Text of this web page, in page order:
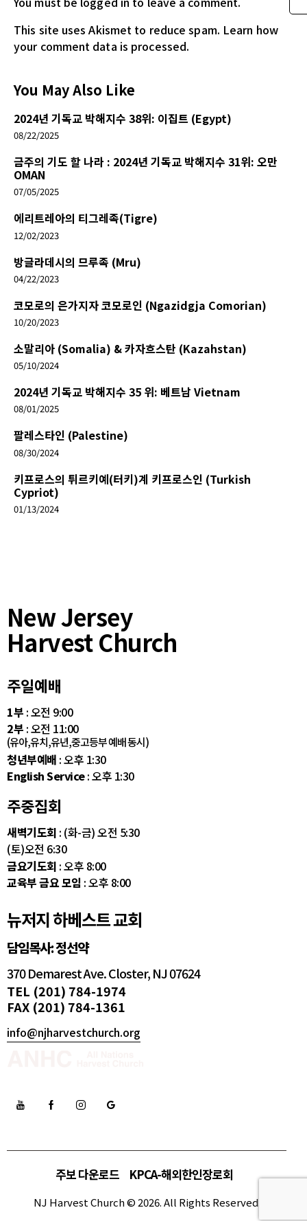
This site uses Akismet to reduce spam. Learn how
your comment data is processed.
You May Also Like
2024년 기독교 박해지수 38위: 이집트 (Egypt)
08/22/2025
금주의 기도 할 나라 : 2024년 기독교 박해지수 31위: 오만
OMAN
07/05/2025
에리트레아의 티그레족(Tigre)
12/02/2023
방글라데시의 므루족 (Mru)
04/22/2023
코모로의 은가지자 코모로인 (Ngazidgja Comorian)
10/20/2023
소말리아 (Somalia) & 카자흐스탄 (Kazahstan)
05/10/2024
2024년 기독교 박해지수 35 위: 베트남 Vietnam
08/01/2025
팔레스타인 (Palestine)
08/30/2024
키프로스의 튀르키예(터키)계 키프로스인 (Turkish
Cypriot)
01/13/2024
New Jersey
Harvest Church
주일예배
1부 : 오전 9:00
2부 : 오전 11:00
(유아,유치,유년,중고등부 예배 동시)
청년부예배 : 오후 1:30
English Service: 오후 1:30
주중집회
새벽기도회 : (화-금) 오전 5:30
(토)오전 6:30
금요기도회 : 오후 8:00
교육부 금요 모임 : 오후 8:00
뉴저지 하베스트 교회
담임목사: 정선약
370 Demarest Ave. Closter, NJ 07624
TEL (201) 784-1974
FAX (201) 784-1361
info@njharvestchurch.org
주보 다운로드 KPCA-해외한인장로회
NJ Harvest Church © 2026. All Rights Reserved.